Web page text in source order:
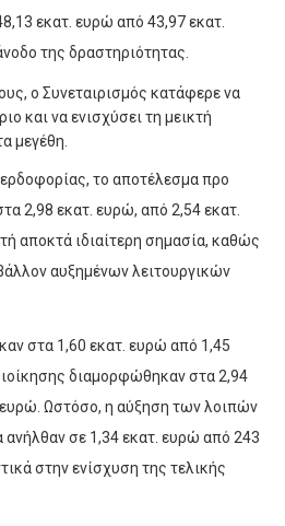
εκατ. ευρώ από 43,97 εκατ.
της δραστηριότητας.
ο Συνεταιρισμός κατάφερε να
και να ενισχύσει τη μεικτή
μεγέθη.
το αποτέλεσμα προ
2,98 εκατ. ευρώ, από 2,54 εκατ.
αποκτά ιδιαίτερη σημασία, καθώς
αυξημένων λειτουργικών
στα 1,60 εκατ. ευρώ από 1,45
διαμορφώθηκαν στα 2,94
Ωστόσο, η αύξηση των λοιπών
σε 1,34 εκατ. ευρώ από 243
στην ενίσχυση της τελικής